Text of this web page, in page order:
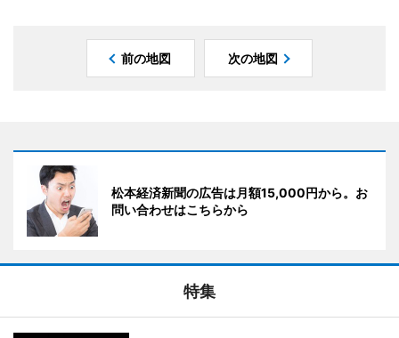
前の地図 次の地図
松本経済新聞の広告は月額15,000円から。お
問い合わせはこちらから
特集